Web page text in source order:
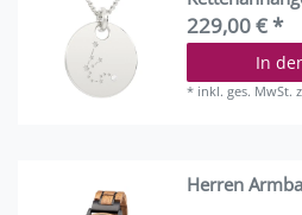
229,00 € *
In
* inkl. ges. MwSt.
Herren